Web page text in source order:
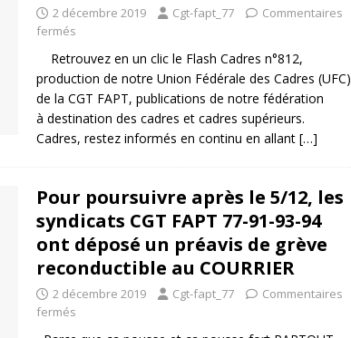
2 décembre 2019 Cgt-fapt_77
Commentaires
fermés
Retrouvez en un clic le Flash Cadres n°812,
production de notre Union Fédérale des Cadres (UFC)
de la CGT FAPT, publications de notre fédération
à destination des cadres et cadres supérieurs.
Cadres, restez informés en continu en allant […]
Pour poursuivre après le 5/12, les
syndicats CGT FAPT 77-91-93-94
ont déposé un préavis de grève
reconductible au COURRIER
2 décembre 2019 Cgt-fapt_77
Commentaires
fermés